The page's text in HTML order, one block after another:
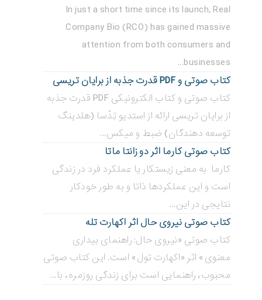
In just a short time since its launch, Real
Company Bio (RCO) has gained massive
attention from both consumers and
businesses...
کتاب صوتی و PDF قدرت جذبه از برایان تریسی
کتاب صوتی و کتاب الکترونیکی PDF قدرت جذبه
از برایان تریسی ارائه از استدیو تِدْسا (هلدینگ
توسعه دهندگان) ضبط و میکس...
کتاب صوتی کارما اثر دو زانتا ماتا
کارما به معنی زیستکار یا عملکرد فرد در زندگی
است و این عملکردها ذاتا و به طور خودکار
نتایجی در این...
کتاب صوتی نیروی حال اثر اکهارت تله
کتاب صوتی «نیروی حال: راهنمای بیداری
معنوی» اثر «اکهارت تول» است. این کتاب صوتی
محبوب، راهنمایی است برای زندگی روزمره، با...